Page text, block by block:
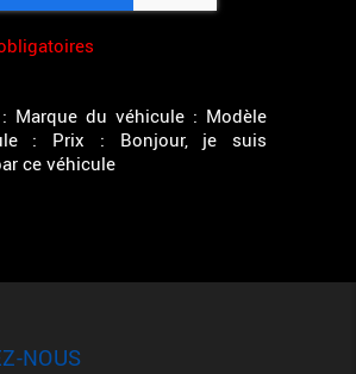
: Marque du véhicule : Modèle
: Prix : Bonjour, je suis
ce véhicule
NOUS